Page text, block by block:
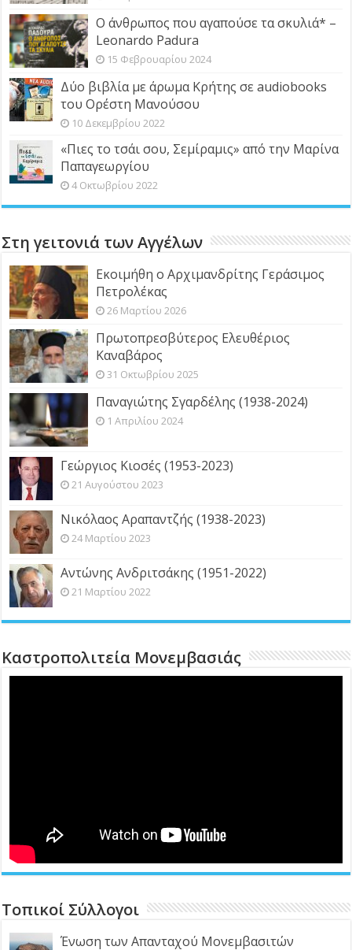
Ο άνθρωπος που αγαπούσε τα σκυλιά* –
Leonardo Padura
15 Φεβρουαρίου 2024
Δύο βιβλία με άρωμα Κρήτης σε audiobooks
του Ορέστη Μανούσου
10 Δεκεμβρίου 2022
«Πιες το τσάι σου, Σεμίραμις» από την Μαρίνα
Παπαγεωργίου
4 Οκτωβρίου 2022
Στη γειτονιά των Αγγέλων
Εκοιμήθη ο Αρχιμανδρίτης Γεράσιμος
Πετρολέκας
26 Μαρτίου 2026
Πρωτοπρεσβύτερος Ελευθέριος
Καναβάρος
31 Οκτωβρίου 2025
Παναγιώτης Σγαρδέλης (1938-2024)
1 Απριλίου 2024
Γεώργιος Κιοσές (1953-2023)
21 Αυγούστου 2023
Νικόλαος Αραπαντζής (1938-2023)
24 Μαρτίου 2023
Αντώνης Ανδριτσάκης (1951-2022)
21 Μαρτίου 2022
Καστροπολιτεία Μονεμβασιάς
Τοπικοί Σύλλογοι
Ένωση των Απανταχού Μονεμβασιτών